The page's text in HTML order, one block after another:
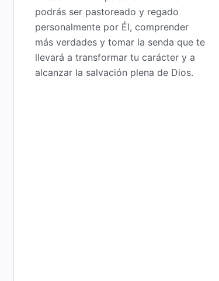
podrás ser pastoreado y regado
personalmente por Él, comprender
más verdades y tomar la senda que te
llevará a transformar tu carácter y a
alcanzar la salvación plena de Dios.